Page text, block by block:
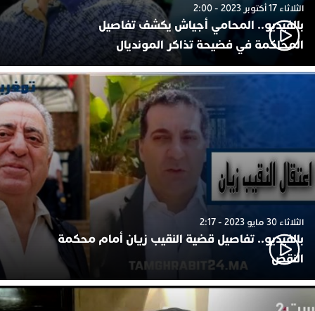
الثلاثاء 17 أكتوبر 2023 - 2:00
بالفيديو.. المحامي أجياش يكشف تفاصيل
المحاكمة في فضيحة تذاكر المونديال
الثلاثاء 30 مايو 2023 - 2:17
بالفيديو.. تفاصيل قضية النقيب زيان أمام محكمة
النقض